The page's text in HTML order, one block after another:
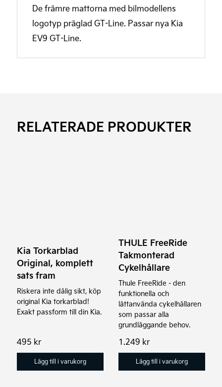
De främre mattorna med bilmodellens
logotyp präglad GT-Line. Passar nya Kia
EV9 GT-Line.
RELATERADE PRODUKTER
Kia Torkarblad
Original, komplett
sats fram
Riskera inte dålig sikt, köp
original Kia torkarblad!
Exakt passform till din Kia.
495 kr
Lägg till i varukorg
THULE FreeRide
Takmonterad
Cykelhållare
Thule FreeRide - den
funktionella och
lättanvända cykelhållaren
som passar alla
grundläggande behov.
1.249 kr
Lägg till i varukorg